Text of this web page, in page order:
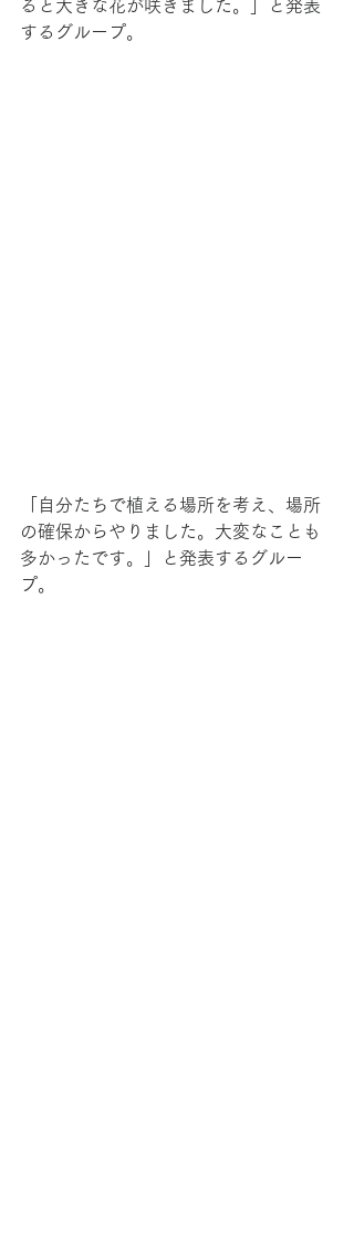
ると大きな花が咲きました。」と発表
するグループ。
「自分たちで植える場所を考え、場所
の確保からやりました。大変なことも
多かったです。」と発表するグルー
プ。